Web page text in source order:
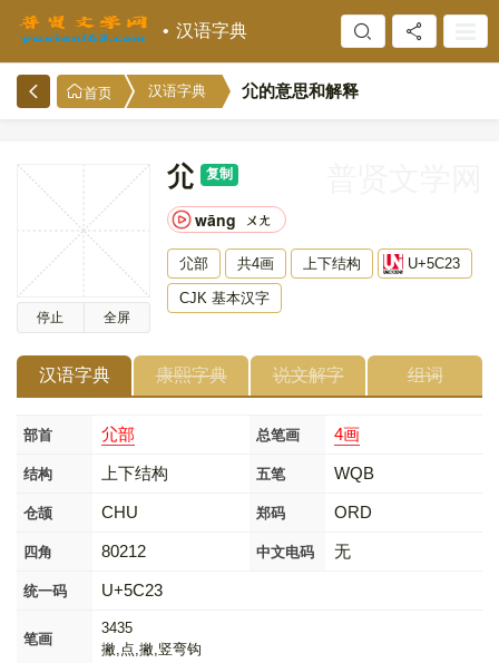
汉语字典
首页 汉语字典 尣的意思和解释
停止 全屏
尣 复制
wāng ㄨㄤ
尣部 共4画 上下结构 U+5C23
CJK 基本汉字
汉语字典 康熙字典 说文解字 组词
部首 尣部 总笔画 4画
结构 上下结构 五笔 WQB
仓颉 CHU 郑码 ORD
四角 80212 中文电码 无
统一码 U+5C23
笔画
3435
撇,点,撇,竖弯钩